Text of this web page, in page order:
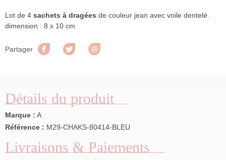
Lot de 4 sachets à dragées de couleur jean avec voile dentelé.
dimension : 8 x 10 cm
Partager Partager Tweet
Détails du produit
Marque : A
Référence : M29-CHAKS-80414-BLEU
Livraisons & Paiements